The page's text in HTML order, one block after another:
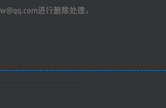
进行删除处理。